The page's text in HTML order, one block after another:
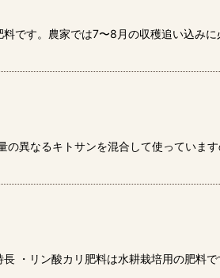
です。農家では7〜8月の収穫追い込み
異なるキトサンを混合して使っていま
・リン酸カリ肥料は水耕栽培用の肥料